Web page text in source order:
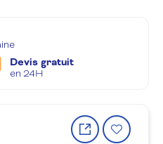
Devis gratuit
en 24H
Partager
le
à